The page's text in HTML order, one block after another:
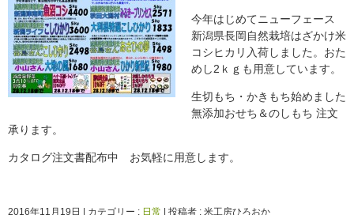
今年はじめてニューフェース
新潟県長岡自然栽培はざかけ米
コシヒカリ入荷しました。おた
めし2ｋｇも用意しています。
生切もち・かきもち始めました
無添加おせち＆のしもち 注文
承ります。
カタログ注文書配布中 お気軽に用意します。
2016年11月19日 カテゴリー : 日常
投稿者 : 米工房ひろおか